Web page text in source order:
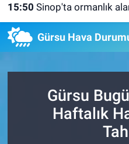
15:50 Sinop'ta ormanlık
Gürsu Hava
Gürsu
Haftalık
Son Dakika Haberleri